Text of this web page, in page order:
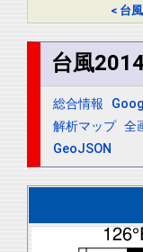
< 台
台風
総合情報
解析マップ 全
GeoJSON